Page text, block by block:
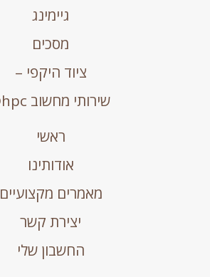
גיימינג
מסכים
ציוד היקפי –
שירותי מחשוב Dhpc
ראשי
אודותינו
מאמרים מקצועיים
יצירת קשר
החשבון שלי